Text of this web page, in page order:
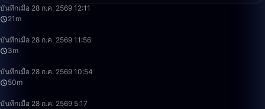
บันทึกเมื่อ 28 ก.ค. 2569 12:11
21m
บันทึกเมื่อ 28 ก.ค. 2569 11:56
3m
บันทึกเมื่อ 28 ก.ค. 2569 10:54
50m
บันทึกเมื่อ 28 ก.ค. 2569 5:17